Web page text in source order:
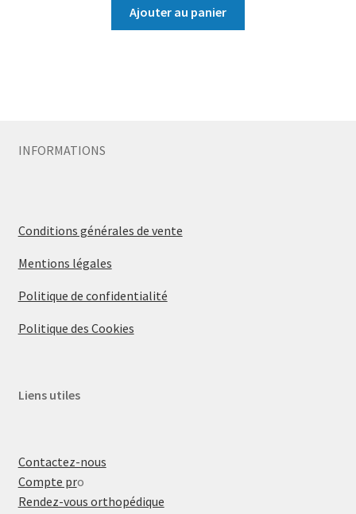
Ajouter au panier
INFORMATIONS
Conditions générales de vente
Mentions légales
Politique de confidentialité
Politique des Cookies
Liens utiles
Contactez-nous
Compte pro
Rendez-vous orthopédique